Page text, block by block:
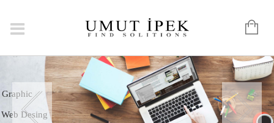
Graphic
Web Desing